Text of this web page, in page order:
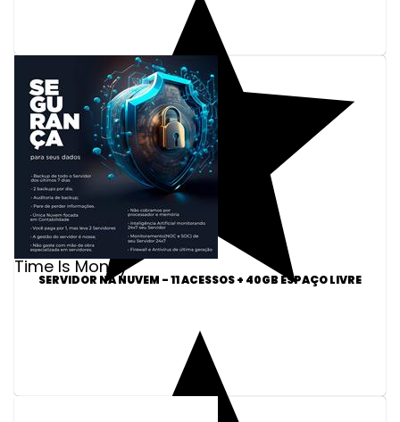
Time Is Money
SERVIDOR NA NUVEM - 11 ACESSOS + 40GB ESPAÇO LIVRE